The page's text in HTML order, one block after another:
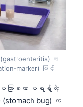
(gastroenteritis) က
marker) မြင့်
မကြာခဏ မရရှိတဲ့
bug) က